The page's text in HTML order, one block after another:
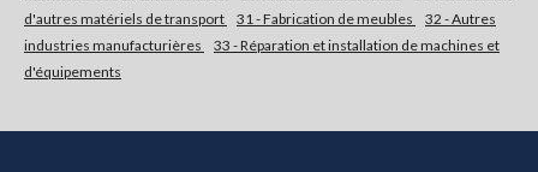
d'autres matériels de transport
31 - Fabrication de meubles
32 - Autres
industries manufacturières
33 - Réparation et installation de machines et
d'équipements